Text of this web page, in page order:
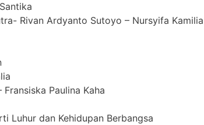
Rivan Ardyanto Sutoyo – Nursyifa Kamilia
Paulina Kaha
Luhur dan Kehidupan Berbangsa